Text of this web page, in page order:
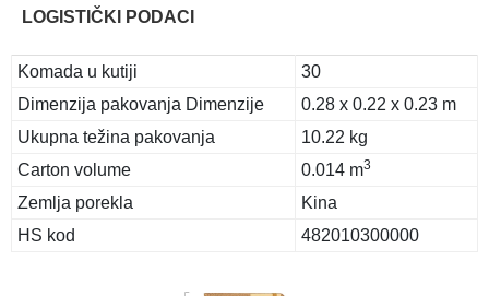
LOGISTIČKI PODACI
Komada u kutiji
30
Dimenzija pakovanja Dimenzije
0.28 x 0.22 x 0.23 m
Ukupna težina pakovanja
10.22 kg
Carton volume
0.014 m3
Zemlja porekla
Kina
HS kod
482010300000